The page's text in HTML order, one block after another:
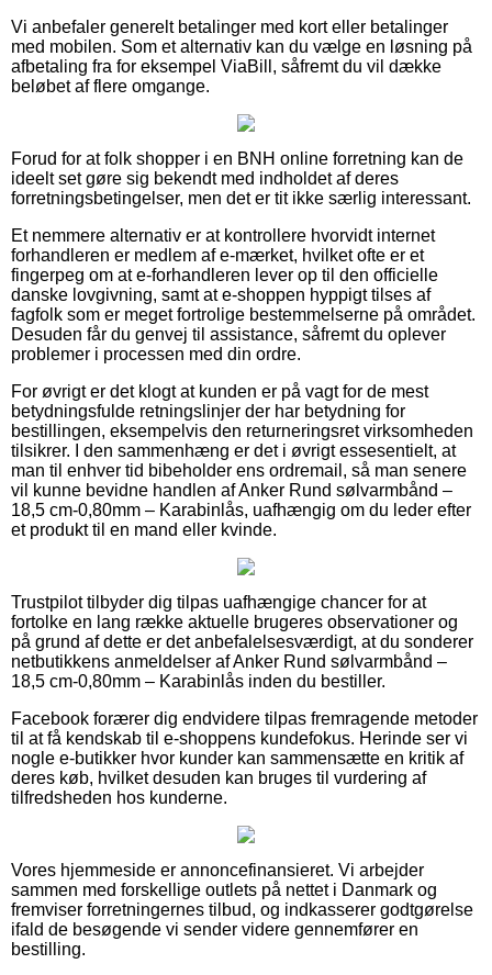
Vi anbefaler generelt betalinger med kort eller betalinger
med mobilen. Som et alternativ kan du vælge en løsning på
afbetaling fra for eksempel ViaBill, såfremt du vil dække
beløbet af flere omgange.
Forud for at folk shopper i en BNH online forretning kan de
ideelt set gøre sig bekendt med indholdet af deres
forretningsbetingelser, men det er tit ikke særlig interessant.
Et nemmere alternativ er at kontrollere hvorvidt internet
forhandleren er medlem af e-mærket, hvilket ofte er et
fingerpeg om at e-forhandleren lever op til den officielle
danske lovgivning, samt at e-shoppen hyppigt tilses af
fagfolk som er meget fortrolige bestemmelserne på området.
Desuden får du genvej til assistance, såfremt du oplever
problemer i processen med din ordre.
For øvrigt er det klogt at kunden er på vagt for de mest
betydningsfulde retningslinjer der har betydning for
bestillingen, eksempelvis den returneringsret virksomheden
tilsikrer. I den sammenhæng er det i øvrigt essesentielt, at
man til enhver tid bibeholder ens ordremail, så man senere
vil kunne bevidne handlen af Anker Rund sølvarmbånd –
18,5 cm-0,80mm – Karabinlås, uafhængig om du leder efter
et produkt til en mand eller kvinde.
Trustpilot tilbyder dig tilpas uafhængige chancer for at
fortolke en lang række aktuelle brugeres observationer og
på grund af dette er det anbefalelsesværdigt, at du sonderer
netbutikkens anmeldelser af Anker Rund sølvarmbånd –
18,5 cm-0,80mm – Karabinlås inden du bestiller.
Facebook forærer dig endvidere tilpas fremragende metoder
til at få kendskab til e-shoppens kundefokus. Herinde ser vi
nogle e-butikker hvor kunder kan sammensætte en kritik af
deres køb, hvilket desuden kan bruges til vurdering af
tilfredsheden hos kunderne.
Vores hjemmeside er annoncefinansieret. Vi arbejder
sammen med forskellige outlets på nettet i Danmark og
fremviser forretningernes tilbud, og indkasserer godtgørelse
ifald de besøgende vi sender videre gennemfører en
bestilling.